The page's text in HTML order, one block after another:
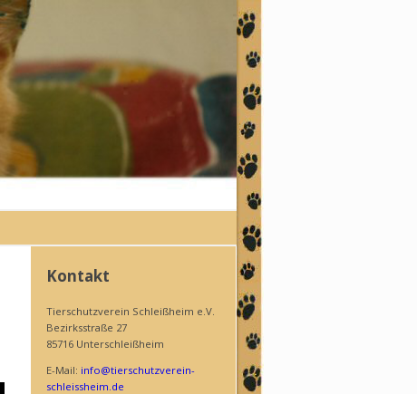
Kontakt
Tierschutzverein Schleißheim e.V.
Bezirksstraße 27
85716 Unterschleißheim
E-Mail: info@tierschutzverein-
schleissheim.de